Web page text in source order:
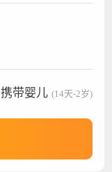
携带婴儿 (14天-2岁)